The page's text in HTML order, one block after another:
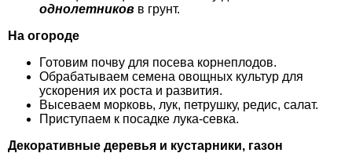
однолетников в грунт.
На огороде
Готовим почву для посева корнеплодов.
Обрабатываем семена овощных культур для
ускорения их роста и развития.
Высеваем морковь, лук, петрушку, редис, салат.
Приступаем к посадке лука-севка.
Декоративные деревья и кустарники, газон